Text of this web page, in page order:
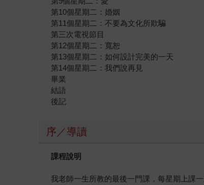
第10個星期二：婚姻
第11個星期二：不要為文化所欺騙
第三次電視節目
第12個星期二：寬恕
第13個星期二：如何設計完美的一天
第14個星期二：我們說再見
畢業
結語
後記
序／導讀
課程說明
我老師一生所教的最後一門課，每星期上課